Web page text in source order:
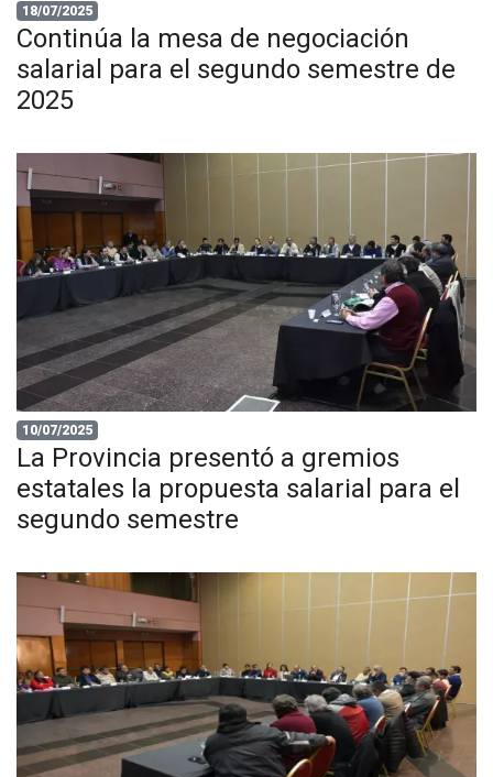
18/07/2025
Continúa la mesa de negociación
salarial para el segundo semestre de
2025
10/07/2025
La Provincia presentó a gremios
estatales la propuesta salarial para el
segundo semestre